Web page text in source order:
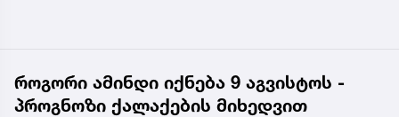
როგორი ამინდი იქნება 9 აგვისტოს -
პროგნოზი ქალაქების მიხედვით